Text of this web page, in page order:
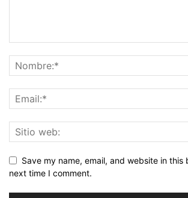
Save my name, email, and website in this
next time I comment.